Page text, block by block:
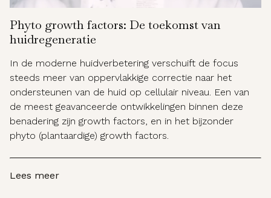
Phyto growth factors: De toekomst van
huidregeneratie
In de moderne huidverbetering verschuift de focus
steeds meer van oppervlakkige correctie naar het
ondersteunen van de huid op cellulair niveau. Een van
de meest geavanceerde ontwikkelingen binnen deze
benadering zijn growth factors, en in het bijzonder
phyto (plantaardige) growth factors.
Lees meer